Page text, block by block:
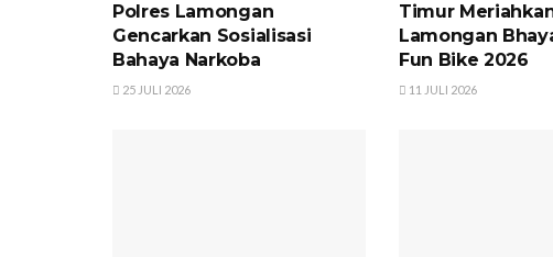
Polres Lamongan
Gencarkan Sosialisasi
Bahaya Narkoba
25 JULI 2026
Timur
Lamongan
Fun Bike 2026
11 JULI 2026